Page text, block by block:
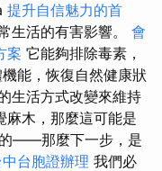
提升自信魅力的首
生活的有害影響。 會
案 它能夠排除毒素，
能，恢復自然健康狀
生活方式改變來維持
麻木，那麼這可能是
——那麼下一步，是
中台胞證辦理 我們必